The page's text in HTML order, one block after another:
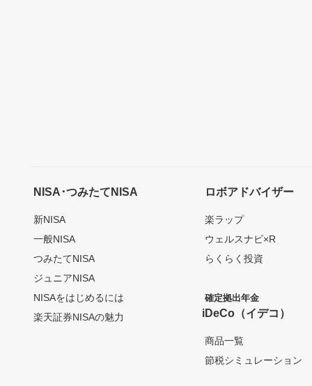
NISA･つみたてNISA
新NISA
一般NISA
つみたてNISA
ジュニアNISA
NISAをはじめるには
楽天証券NISAの魅力
ロボアドバイザー
楽ラップ
ウェルスナビ×R
らくらく投資
確定拠出年金
iDeCo（イデコ）
商品一覧
節税シミュレーション